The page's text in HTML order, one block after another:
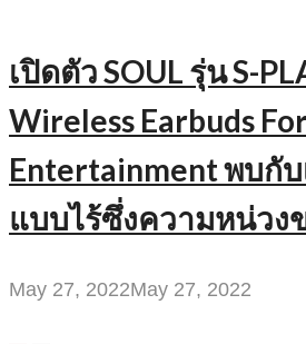
เปิดตัว SOUL รุ่น S-
Wireless Earbuds
Entertainment พบกั
แบบไร้ซึ่งความหน่วง
May 27, 2022May 27, 2022